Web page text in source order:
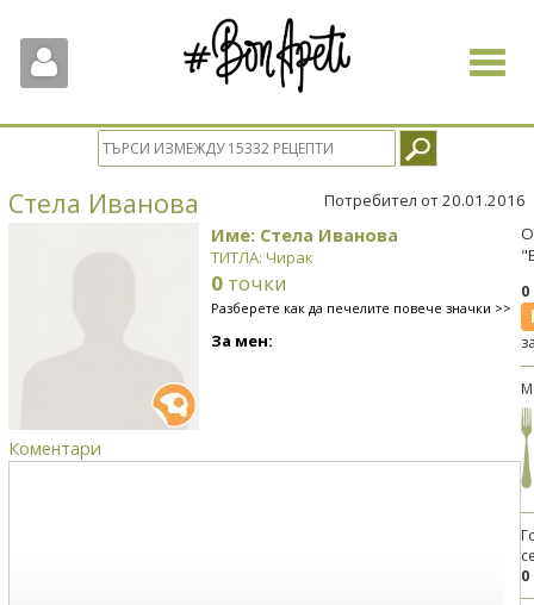
Toggle
Стела Иванова Потребител от 20.01.2016
Име: Стела Иванова
ТИТЛА: Чирак
0 точки
Разберете как да печелите повече значки >>
За мен:
Коментари
0